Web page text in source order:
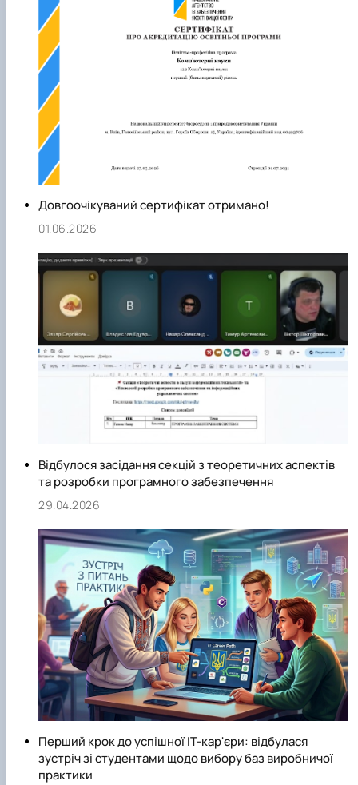
технології». Завдяки цьому кафедра формує освітнє
середовище, яке поєднує фундаментальні знання з
інноваційними підходами, орієнтованими на потреби ІТ-
галузі та глобальні тренди цифрової трансформації.
Довгоочікуваний сертифікат отримано!
01.06.2026
Відбулося засідання секцій з теоретичних аспектів
та розробки програмного забезпечення
29.04.2026
Перший крок до успішної ІТ-кар'єри: відбулася
зустріч зі студентами щодо вибору баз виробничої
практики